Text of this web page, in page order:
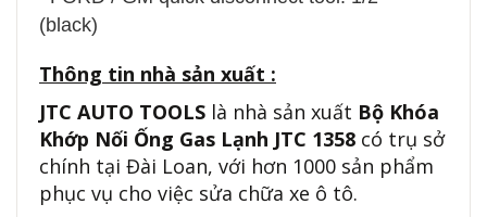
(black)
Thông tin nhà sản xuất :
JTC AUTO TOOLS là nhà sản xuất Bộ Khóa
Khớp Nối Ống Gas Lạnh JTC 1358 có trụ sở
chính tại Đài Loan, với hơn 1000 sản phẩm
phục vụ cho việc sửa chữa xe ô tô.